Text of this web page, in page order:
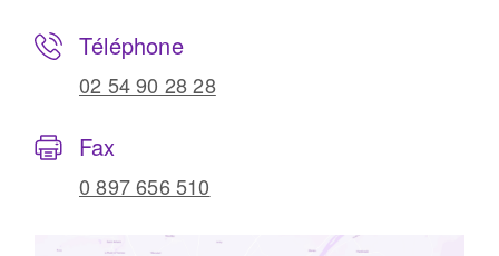
Téléphone
02 54 90 28 28
Fax
0 897 656 510